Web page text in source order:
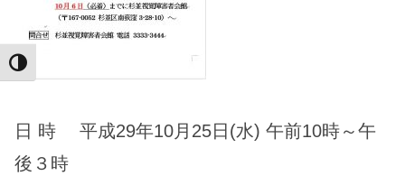
Toggle High Contrast
日 時 平成29年10月25日(水) 午前10時～午
後３時